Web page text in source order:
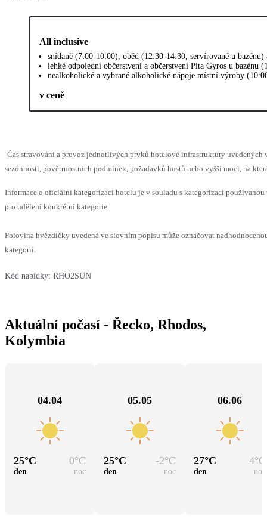
All inclusive
snídaně (7:00-10:00), oběd (12:30-14:30, servírované u
lehké odpolední občerstvení a občerstvení Pita Gyros u bazénu
nealkoholické a vybrané alkoholické nápoje místní výroby
v ceně
Čas stravování a provoz jednotlivých prvků hotelové infrastruktury uvedených
sezónnosti, povětrnostních podmínek, požadavků hostů nebo vyšší moci, na
Informace o oficiální kategorizaci hotelu je v souladu s kategorizací
pro udělení konkrétní kategorie.
Polovina hvězdičky uvedená ve slovním popisu může označovat
kategorií.
Kód nabídky: RHO2SUN
Aktuální počasí - Řecko, Rhodos,
Kolymbia
04.04
25°C 0°C
den noc
05.05
25°C -2°C
den noc
06.06
27°C 4°C
den noc